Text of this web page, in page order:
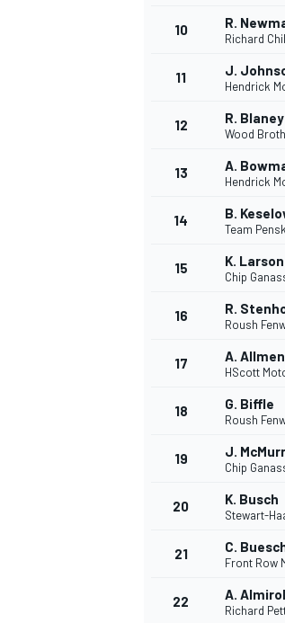
10 R.
Richard
11 J.
Hendrick
12 R. Blaney
Wood
13 A.
Hendrick
14 B.
Team
15 K. Larson
Chip
16 R.
Roush
17 A.
HScott
18 G. Biffle
Roush
19 J.
Chip
20 K. Busch
Stewart-
21 C.
Front Row
22 A.
Richard